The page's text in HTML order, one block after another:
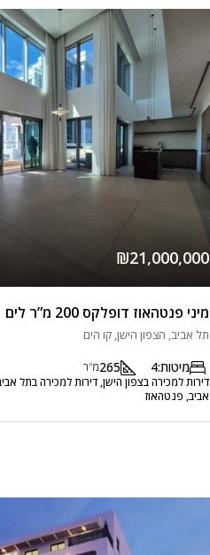
₪21,000,000
מיני פנטהאוז דופלקס 200 מ”ר לים
תל אביב, הצפון הישן, קו הים
מיטות:4
265מ"ר
דירות למכירה בצפון הישן, דירות למכירה בתל
אביב, פנטהאוז